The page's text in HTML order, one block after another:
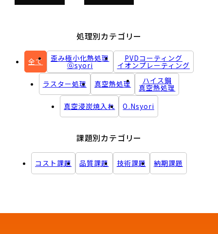
処理別カテゴリー
全て 歪み極小化熱処理
Ⓖsyori
PVDコーティング
イオンプレーティング
ラスター処理
真空熱処理 ハイス鋼
真空熱処理
真空浸炭焼入れ
O.Nsyori
課題別カテゴリー
コスト課題 品質課題 技術課題 納期課題